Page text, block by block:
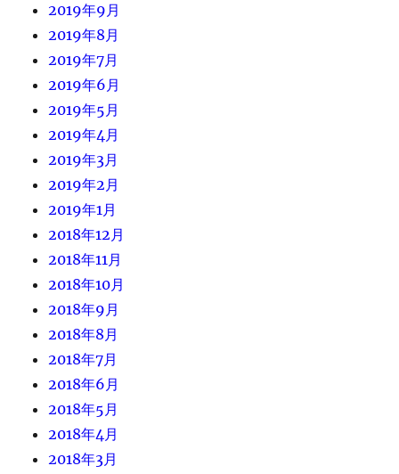
2019年9月
2019年8月
2019年7月
2019年6月
2019年5月
2019年4月
2019年3月
2019年2月
2019年1月
2018年12月
2018年11月
2018年10月
2018年9月
2018年8月
2018年7月
2018年6月
2018年5月
2018年4月
2018年3月